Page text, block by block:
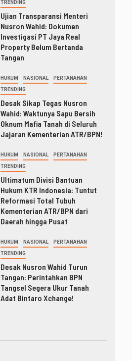
TRENDING
Ujian Transparansi Menteri
Nusron Wahid: Dokumen
Investigasi PT Jaya Real
Property Belum Bertanda
Tangan
HUKUM NASIONAL PERTANAHAN
TRENDING
Desak Sikap Tegas Nusron
Wahid: Waktunya Sapu Bersih
Oknum Mafia Tanah di Seluruh
Jajaran Kementerian ATR/BPN!
HUKUM NASIONAL PERTANAHAN
TRENDING
Ultimatum Divisi Bantuan
Hukum KTR Indonesia: Tuntut
Reformasi Total Tubuh
Kementerian ATR/BPN dari
Daerah hingga Pusat
HUKUM NASIONAL PERTANAHAN
TRENDING
Desak Nusron Wahid Turun
Tangan: Perintahkan BPN
Tangsel Segera Ukur Tanah
Adat Bintaro Xchange!